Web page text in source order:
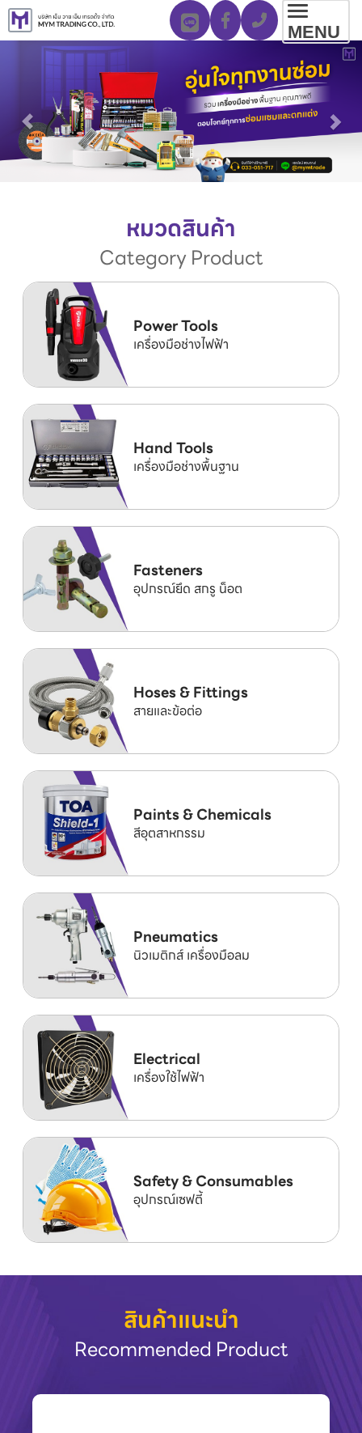
MENU
หมวดสินค้า
Category Product
Power Tools
เครื่องมือช่างไฟฟ้า
Hand Tools
เครื่องมือช่างพื้นฐาน
Fasteners
อุปกรณ์ยึด สกรู น็อต
Hoses & Fittings
สายและข้อต่อ
Paints & Chemicals
สีอุตสาหกรรม
Pneumatics
นิวเมติกส์ เครื่องมือลม
Electrical
เครื่องใช้ไฟฟ้า
Safety & Consumables
อุปกรณ์เซฟตี้
สินค้าแนะนำ
Recommended Product